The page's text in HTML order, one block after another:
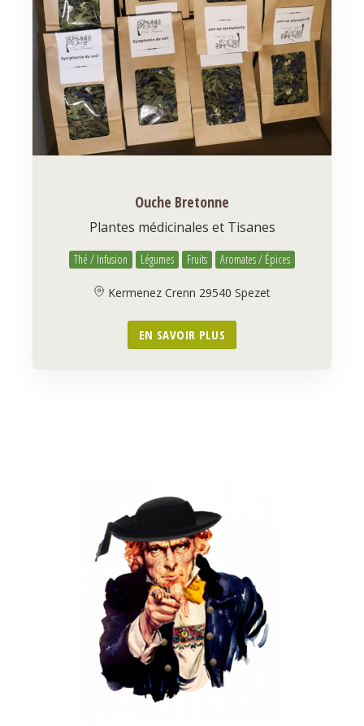
Ouche Bretonne
Plantes médicinales et Tisanes
Thé / Infusion Légumes Fruits Aromates / Épices
Kermenez Crenn 29540 Spezet
EN SAVOIR PLUS